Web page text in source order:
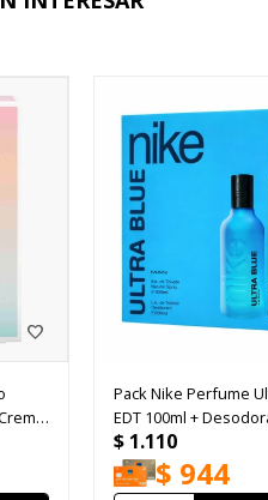
Pack Nike Perfume
EDT 100ml +
$ 1.110
$ 944